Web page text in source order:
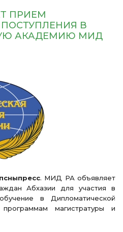
ПРИЕМ
В
АКАДЕМИЮ МИД
. МИД РА объявляет
Абхазии для участия в
в Дипломатической
магистратуры и